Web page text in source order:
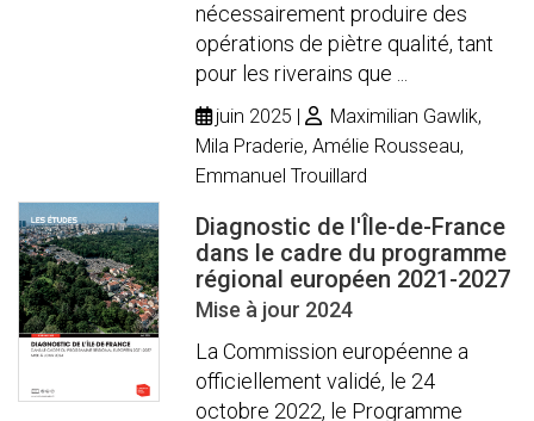
nécessairement produire des
opérations de piètre qualité, tant
pour les riverains que ...
juin 2025
Maximilian Gawlik,
Mila Praderie, Amélie Rousseau,
Emmanuel Trouillard
Diagnostic de l'Île-de-France
dans le cadre du programme
régional européen 2021-2027
Mise à jour 2024
La Commission européenne a
officiellement validé, le 24
octobre 2022, le Programme